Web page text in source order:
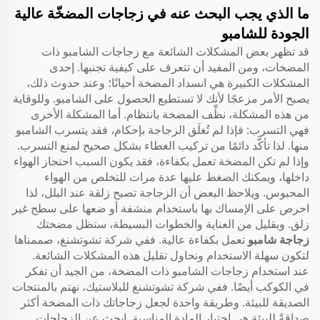
ما الذي يجب البحث عنه في زجاجات المضخّة عالية
الجودة للشامبو
قد تظهر بعض المشكلات الشائعة مع زجاجات الشامبو ذات
المضخات، ومن المفيد أن تتعرف على كيفية تجنبها. إحدى
المشكلات الكبيرة هي انسداد المضخة أحيانًا؛ وعند حدوث ذلك،
يصبح الأمر مزعجًا لأنك لا تستطيع الحصول على الشامبو. وللوقاية
من هذه المشكلة، نظِّف المضخة بانتظام. أما المشكلة الأخرى
فهي التسرب: فإذا لم تُغلَق الزجاجة بإحكام، فقد يتسرب الشامبو
منها. لذا تأكَّد دائمًا من تركيب الغطاء بشكل صحيح لمنع التسرب.
وإذا لم تكن المضخة تعمل بكفاءة، فقد يكون السبب احتجاز الهواء
داخلها، ويمكنك الضغط عليها عدة مرات للتخلص من الهواء
المحبوس. ويلاحظ البعض أن الزجاجة تصبح زلقة عند البلل، لذا
احرص على الإمساك بها باستخدام منشفة أو ضعها على سطح غير
زلق. وبقليل من العناية والخطوات البسيطة، ستظل مضختك
زجاجة شامبو تعمل بكفاءة عالية. ففي شركة تشوتشنغ، صممناها
لتكون سهلة الاستخدام ونحاول تقليل هذه المشكلات الشائعة.
عند استخدام زجاجات الشامبو ذات المضخة، من الجيد أن تفكر
في الكوكب أيضًا. ففي شركة تشوتشنغ للبلاستيك، نهتم بالمنتجات
الصديقة للبيئة. وطريقة واحدة لجعل زجاجاتك ذات المضخة أكثر